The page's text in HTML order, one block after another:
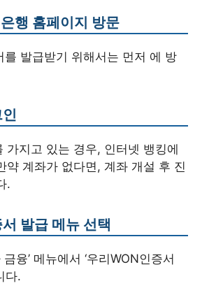
행 홈페이지 방문
를 발급받기 위해서는 먼저 에 방
가지고 있는 경우, 인터넷 뱅킹에
약 계좌가 없다면, 계좌 개설 후 진
.
발급 메뉴 선택
융’ 메뉴에서 ‘우리WON인증서
다.